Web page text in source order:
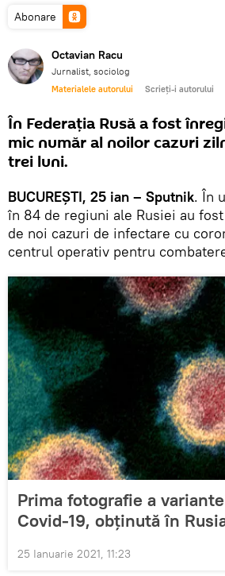
Abonare
Octavian Racu
Jurnalist, sociolog
Materialele autorului Scrieți-i autorului
În Federația Rusă a fost
mic număr al noilor cazuri
trei luni.
BUCUREȘTI, 25 ian – Sputnik. În
în 84 de regiuni ale Rusiei au
de noi cazuri de infectare cu
centrul operativ pentru
Prima fotografie a
Covid-19, obținută în
25 Ianuarie 2021, 11:23